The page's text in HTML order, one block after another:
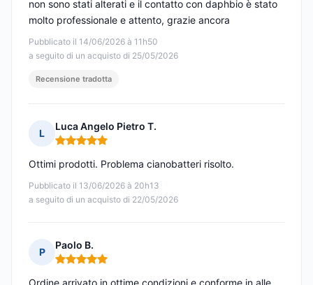
Pubblicato il 14/06/2026 à 11h50
a seguito di un acquisto di 25/05/2026
non sono stati alterati e il contatto con daphbio è stato
molto professionale e attento, grazie ancora
Recensione tradotta
L
Luca Angelo Pietro T.
Nota: 5 su 5
Pubblicato il 13/06/2026 à 20h13
a seguito di un acquisto di 22/05/2026
Ottimi prodotti. Problema cianobatteri risolto.
P
Paolo B.
Nota: 5 su 5